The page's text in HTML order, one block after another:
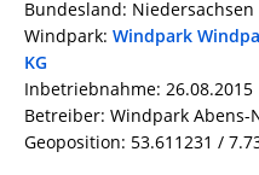
Bundesland: Niedersachsen
Windpark: Windpark
KG
Inbetriebnahme: 26.08.2015
Betreiber: Windpark Abens-
Geoposition: 53.611231 /